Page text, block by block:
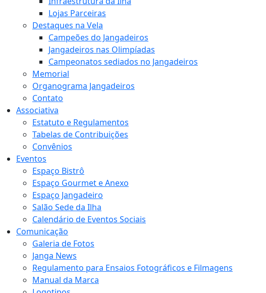
Lojas Parceiras
Destaques na Vela
Campeões do Jangadeiros
Jangadeiros nas Olimpíadas
Campeonatos sediados no Jangadeiros
Memorial
Organograma Jangadeiros
Contato
Associativa
Estatuto e Regulamentos
Tabelas de Contribuições
Convênios
Eventos
Espaço Bistrô
Espaço Gourmet e Anexo
Espaço Jangadeiro
Salão Sede da Ilha
Calendário de Eventos Sociais
Comunicação
Galeria de Fotos
Janga News
Regulamento para Ensaios Fotográficos e Filmagens
Manual da Marca